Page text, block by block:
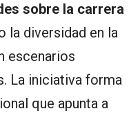
sobre la carrera
la diversidad en la
escenarios
La iniciativa forma
que apunta a